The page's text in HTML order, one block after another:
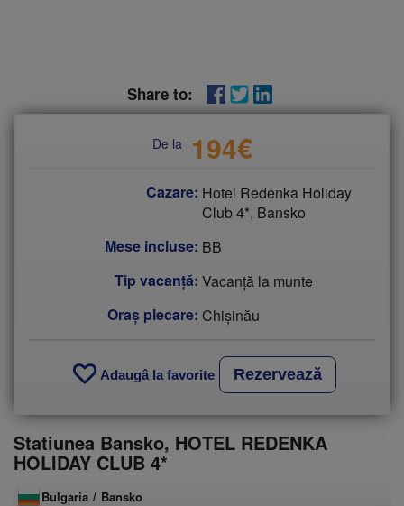
Share to:
De la 194€
Cazare: Hotel Redenka Holiday
Club 4*, Bansko
Mese incluse: BB
Tip vacanţă: Vacanță la munte
Oraș plecare: Chişinău
Adaugâ la favorite Rezervează
Statiunea Bansko, HOTEL REDENKA
HOLIDAY CLUB 4*
Bulgaria / Bansko